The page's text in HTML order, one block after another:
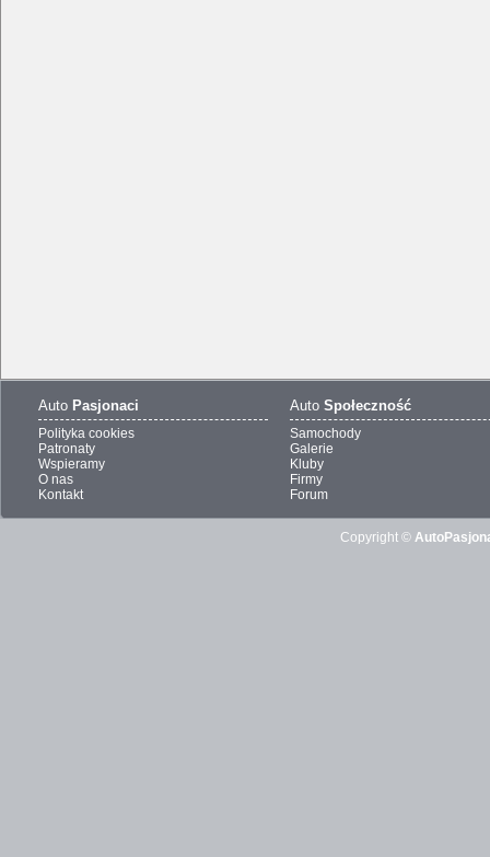
Auto Pasjonaci
Polityka cookies
Patronaty
Wspieramy
O nas
Kontakt
Auto Społeczność
Samochody
Galerie
Kluby
Firmy
Forum
Copyright ©